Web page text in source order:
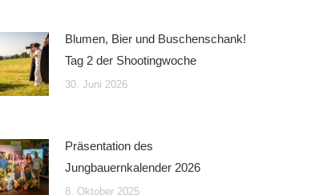
Blumen, Bier und Buschenschank!
Tag 2 der Shootingwoche
30. Juni 2026
Präsentation des
Jungbauernkalender 2026
8. Oktober 2025